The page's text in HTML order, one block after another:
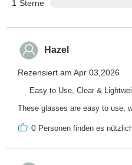
1 Sterne
Hazel
Rezensiert am Apr 03,2026
Easy to Use, Clear &
These glasses are easy to use,
0 Personen finden es